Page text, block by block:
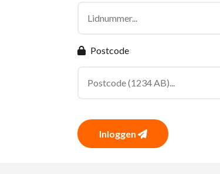
Postcode
Inloggen